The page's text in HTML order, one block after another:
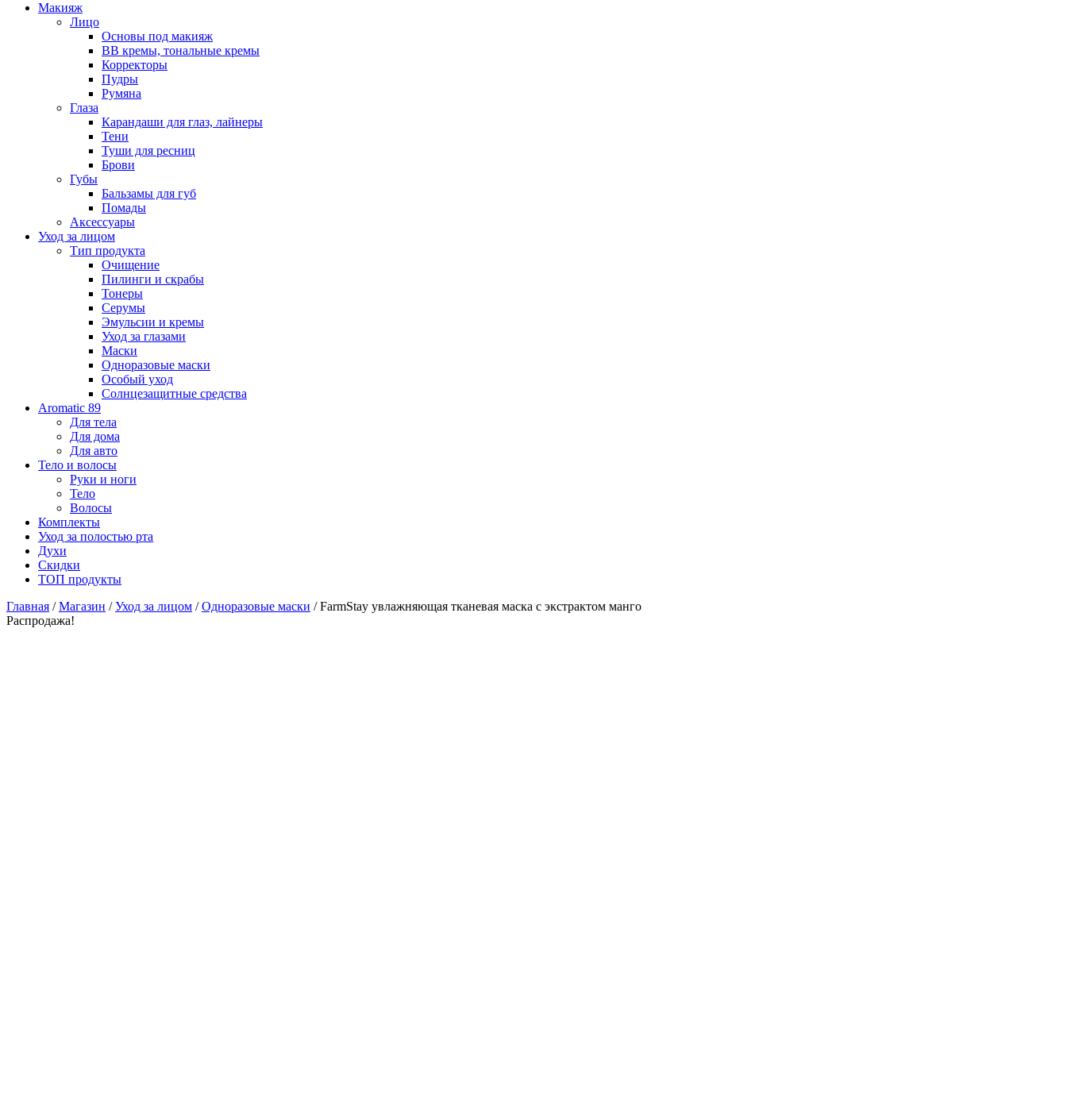
Макияж
Лицо
Основы под макияж
BB кремы, тональные кремы
Корректоры
Пудры
Румяна
Глаза
Карандаши для глаз, лайнеры
Тени
Туши для ресниц
Брови
Губы
Бальзамы для губ
Помады
Аксессуары
Уход за лицом
Тип продукта
Очищение
Пилинги и скрабы
Тонеры
Серумы
Эмульсии и кремы
Уход за глазами
Маски
Одноразовые маски
Особый уход
Солнцезащитные средства
Aromatic 89
Для тела
Для дома
Для авто
Тело и волосы
Руки и ноги
Тело
Волосы
Комплекты
Уход за полостью рта
Духи
Скидки
ТОП продукты
Главная /Магазин /Уход за лицом /Одноразовые маски / FarmStay увлажняющая тканевая маска с экстрактом манго
Распродажа!